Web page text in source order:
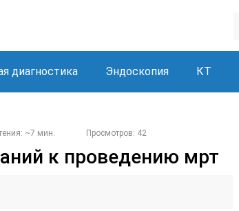
диагностика Эндоскопия КТ
~7 мин. Просмотров: 42
к проведению мрт